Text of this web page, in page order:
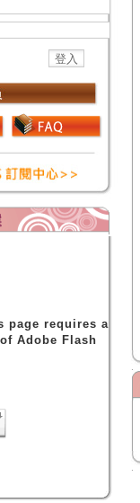
page requires a
Adobe Flash